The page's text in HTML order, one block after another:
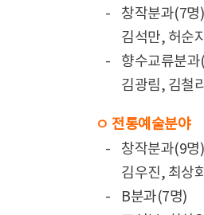
-
창작분과(7명)
김석만, 허순
-
향수교류분
김광림, 김철
ㅇ 전통예술분야
-
창작분과(9명)
김우진, 최상
-
B분과(7명)